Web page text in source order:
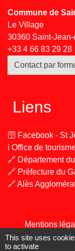
Commune de
Le Village
30360 Saint-
+33 4 66 83 29 28
Contact par
Liens
🛜 Facebook - St
ℹ️ Office de
🔗 Département
🔗 Préfecture du
🔗 Alès
Mentions
Accessibilité -
This site uses
to activate